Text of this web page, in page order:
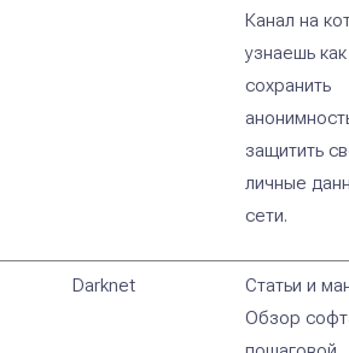
Канал на
узнаешь как
сохранить
защитить
личные
сети.
Darknet
Статьи и
Обзор